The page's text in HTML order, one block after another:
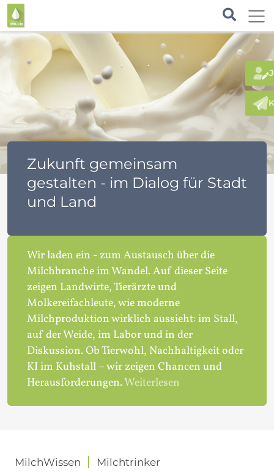
Zukunft gemeinsam
gestalten - im Dialog für Stadt
und Land
Wir laden ein - zum Austausch über die
Milchbranche im Wandel. Auf dieser Seite
zeigen Landwirte, Tierärzte und
Molkereifachleute, wie moderne
Milchproduktion wirklich aussieht: im Stall,
auf der Weide, im Labor und in der
Diskussion. Ob Tierwohl, Nachhaltigkeit oder
KI im Kuhstall – wir zeigen Chancen und
Herausforderungen.Weiterlesen
MilchWissen Milchtrinker